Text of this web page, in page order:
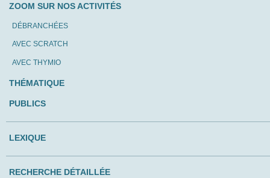
ZOOM SUR NOS ACTIVITÉS
DÉBRANCHÉES
AVEC SCRATCH
AVEC THYMIO
THÉMATIQUE
PUBLICS
LEXIQUE
RECHERCHE DÉTAILLÉE